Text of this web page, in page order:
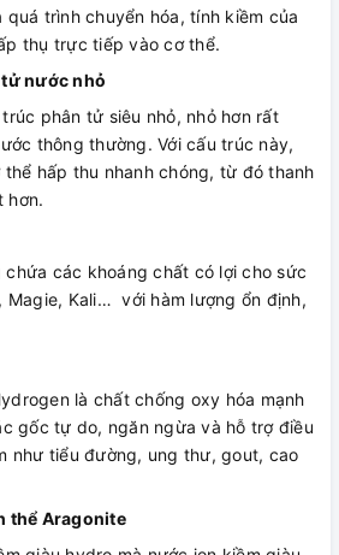
trình chuyển hóa, tính kiềm của
thụ trực tiếp vào cơ thể.
nước nhỏ
phân tử siêu nhỏ, nhỏ hơn rất
thông thường. Với cấu trúc này,
hấp thu nhanh chóng, từ đó thanh
hơn.
các khoáng chất có lợi cho sức
Magie, Kali… với hàm lượng ổn định,
là chất chống oxy hóa mạnh
gốc tự do, ngăn ngừa và hỗ trợ điều
như tiểu đường, ung thư, gout, cao
thể Aragonite